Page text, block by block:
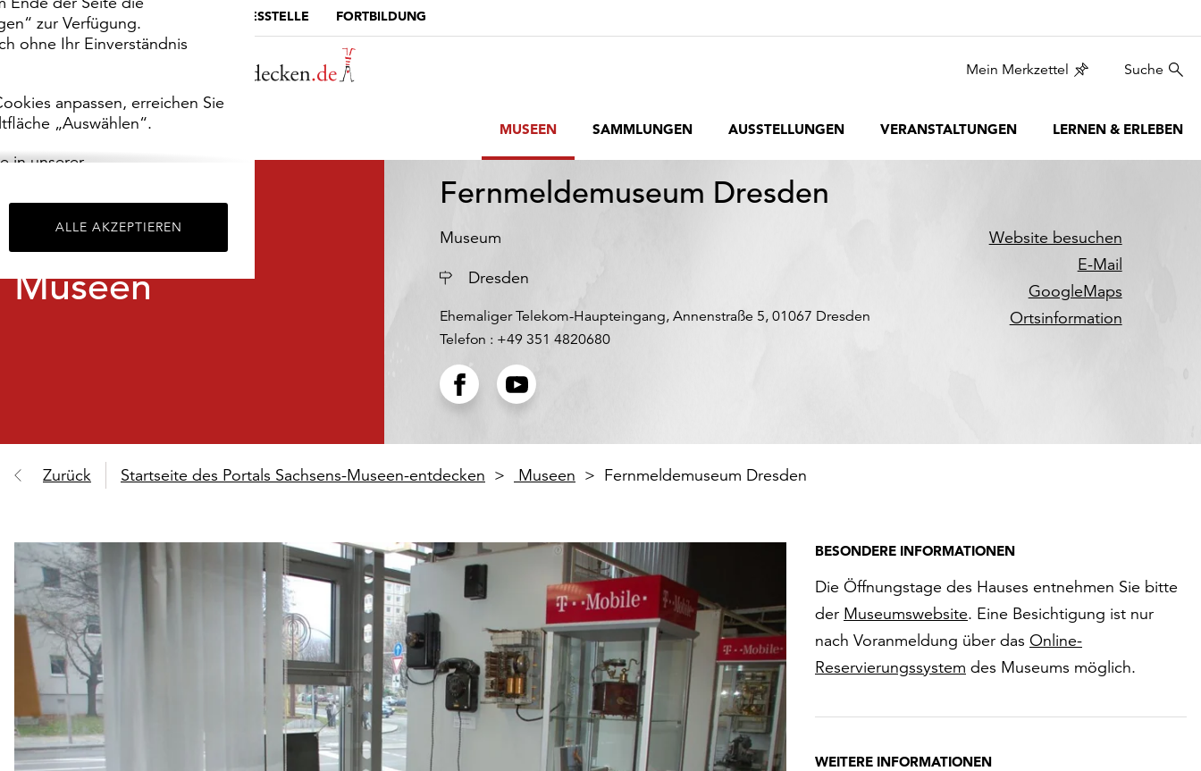
zur Verfügung.
ohne Ihr Einverständnis
anpassen, erreichen Sie
„Auswählen“.
in unserer
ALLE AKZEPTIEREN
MUSEUMSPORTAL DIE LANDESSTELLE FORTBILDUNG
Mein Merkzettel Suche
MUSEEN SAMMLUNGEN AUSSTELLUNGEN VERANSTALTUNGEN LERNEN & ERLEBEN
Museen
Fernmeldemuseum Dresden
Museum
Ort
Dresden
Ehemaliger Telekom-Haupteingang, Annenstraße 5, 01067 Dresden
Telefon : +49 351 4820680
Website besuchen
E-Mail
GoogleMaps
Ortsinformation
Zurück Startseite des Portals Sachsens-Museen-entdecken Museen Fernmeldemuseum Dresden
BESONDERE INFORMATIONEN
Die Öffnungstage des Hauses entnehmen Sie bitte
der Museumswebsite. Eine Besichtigung ist nur
nach Voranmeldung über das Online-
Reservierungssystem des Museums möglich.
WEITERE INFORMATIONEN